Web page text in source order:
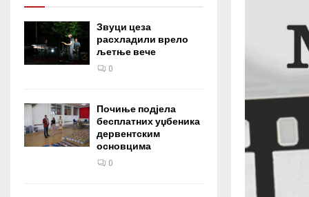
Звуци цеза
расхладили врело
љетње вече
0
Почиње подјела
бесплатних уџбеника
дервентским
основцима
0